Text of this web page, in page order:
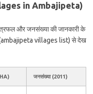
in Ambajipeta)
और जनसंख्या की जानकारी के
(ambajipeta villages list) से देख
जनसंख्या (2011)